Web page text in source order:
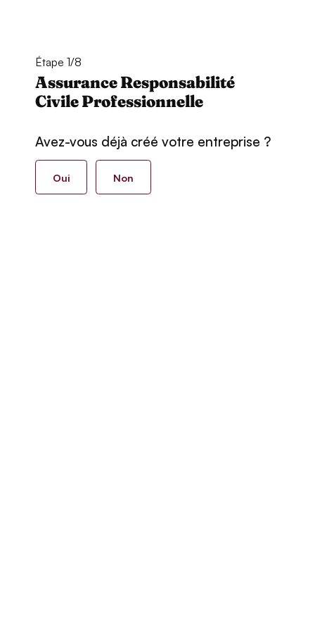
Étape 1/8
Assurance Responsabilité
Civile Professionnelle
Avez-vous déjà créé votre entreprise ?
Oui Non